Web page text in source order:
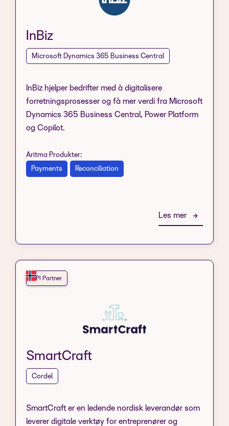
InBiz
Microsoft Dynamics 365 Business Central
InBiz hjelper bedrifter med å digitalisere
forretningsprosesser og få mer verdi fra Microsoft
Dynamics 365 Business Central, Power Platform
og Copilot.
Aritma Produkter:
Payments Reconciliation
Les mer
API Partner
SmartCraft
Cordel
SmartCraft er en ledende nordisk leverandør som
leverer digitale verktøy for entreprenører og